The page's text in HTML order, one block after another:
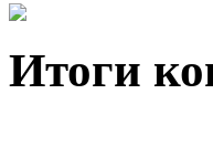
Итоги